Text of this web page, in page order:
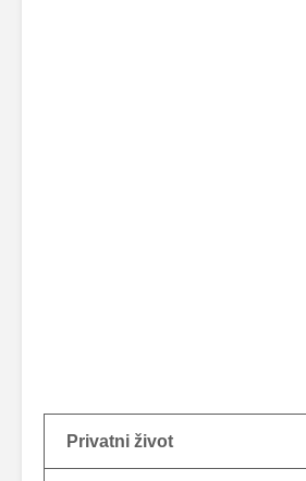
Privatni život